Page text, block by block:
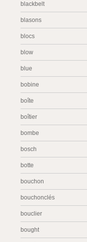
blackbelt
blasons
blocs
blow
blue
bobine
boîte
boîtier
bombe
bosch
botte
bouchon
bouchonclés
bouclier
bought